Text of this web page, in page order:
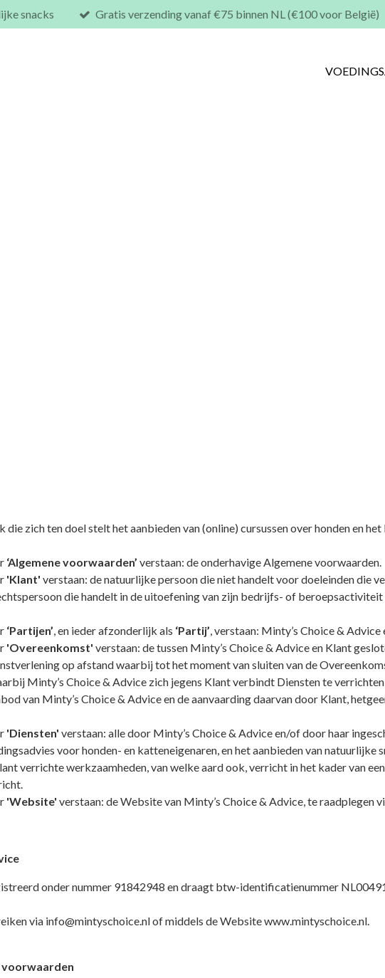
snacks Gratis verzending vanaf €75 binnen NL (€100 voor België)
die zich ten doel stelt het aanbieden van (online) cursussen over honden en
‘Algemene voorwaarden’ verstaan: de onderhavige Algemene voorwaarden.
'Klant' verstaan: de natuurlijke persoon die niet handelt voor doeleinden die
die handelt in de uitoefening van zijn bedrijfs- of beroepsactiviteit
‘Partijen’ , en ieder afzonderlijk als ‘Partij’ , verstaan: Minty’s Choice & Advice
'Overeenkomst' verstaan: de tussen Minty’s Choice & Advice en Klant
op afstand waarbij tot het moment van sluiten van de
Minty’s Choice & Advice zich jegens Klant verbindt Diensten te
van Minty’s Choice & Advice en de aanvaarding daarvan door Klant,
'Diensten' verstaan: alle door Minty’s Choice & Advice en/of door haar
voor honden- en katteneigenaren, en het aanbieden van natuurlijke
verrichte werkzaamheden, van welke aard ook, verricht in het kader van
'Website' verstaan: de Website van Minty’s Choice & Advice, te raadplegen
onder nummer 91842948 en draagt btw-identificatienummer
via info@mintyschoice.nl of middels de Website www.mintyschoice.nl.
voorwaarden